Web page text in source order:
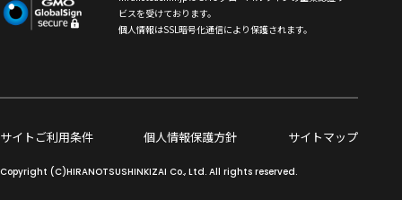
ビスを受けております。
個人情報はSSL暗号化通信により保護されます。
サイトご利用条件 個人情報保護方針 サイトマップ
Copyright (C)HIRANOTSUSHINKIZAI Co., Ltd. All rights reserved.